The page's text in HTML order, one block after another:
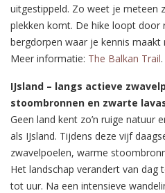
uitgestippeld. Zo weet je meteen
plekken komt. De hike loopt door
bergdorpen waar je kennis
Meer informatie: The Balkan Trail.
IJsland – langs actieve
stoombronnen en zwarte
Geen land kent zo’n ruige natuur
als IJsland. Tijdens deze vijf
zwavelpoelen, warme
Het landschap verandert van
tot uur. Na een intensieve